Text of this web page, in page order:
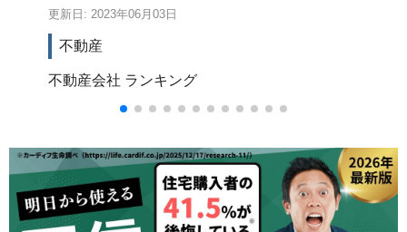
更新日: 2023年06月03日
不動産
不動産会社 ランキング